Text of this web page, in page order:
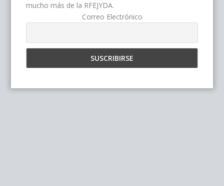
mucho más de la RFEJYDA.
Correo Electrónico